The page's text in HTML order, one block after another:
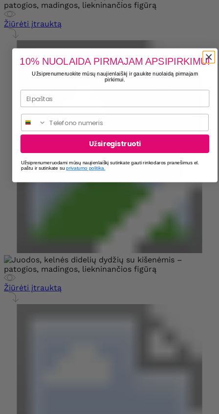
Žiūrėti įtrauktą
Žiūrėti įtrauktą
10% NUOLAIDA PIRMAJAM APSIPIRKIMUI
Užsiprenumeruokite mūsų naujienlaiškį ir gaukite nuolaidą pirmajam
pirkimui.
Užsiregistruoti
Užsiprenumeruodami mūsų naujienlaiškį sutinkate gauti rinkodaros pranešimus el.
paštu ir sutinkate su privatumo politika.